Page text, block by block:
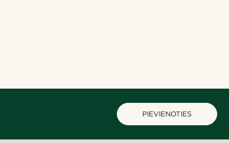
PIEVIENOTIES